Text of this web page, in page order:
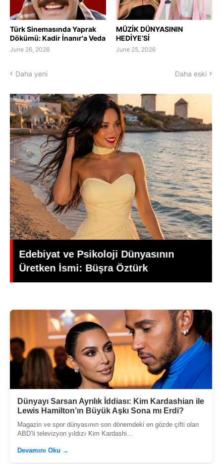
Türk Sinemasında Yaprak
Dökümü: Kadir İnanır'a Veda
June 26, 2026
MÜZİK DÜNYASININ
HEDİYE’Sİ
June 25, 2026
Daha yeni Daha eski
Yeşilçam’da Yas: Kadir İnanır Hayatını
Kaybetti, Yönetmen Mehmet Ali
Gündoğdu’dan Duygusal Veda
Dünyayı Sarsan Ayrılık İddiası: Kim Kardashian ile
Lewis Hamilton’ın Büyük Aşkı Sona mı Erdi?
Magazin ve spor dünyasının son dönemdeki en gözde çifti olan
ABD’li televizyon yıldızı Kim Kardashi...
Devamını Oku →